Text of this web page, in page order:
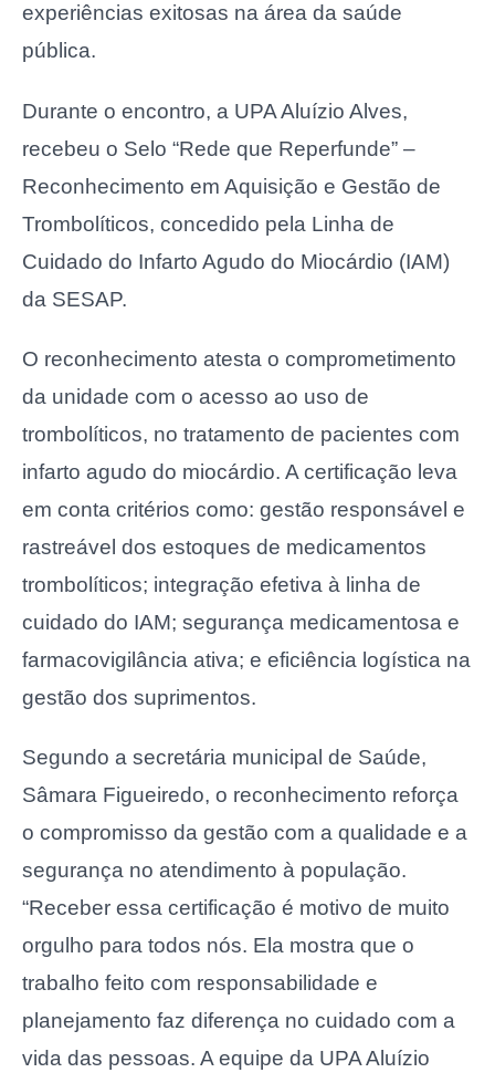
experiências exitosas na área da saúde
pública.
Durante o encontro, a UPA Aluízio Alves,
recebeu o Selo “Rede que Reperfunde” –
Reconhecimento em Aquisição e Gestão de
Trombolíticos, concedido pela Linha de
Cuidado do Infarto Agudo do Miocárdio (IAM)
da SESAP.
O reconhecimento atesta o comprometimento
da unidade com o acesso ao uso de
trombolíticos, no tratamento de pacientes com
infarto agudo do miocárdio. A certificação leva
em conta critérios como: gestão responsável e
rastreável dos estoques de medicamentos
trombolíticos; integração efetiva à linha de
cuidado do IAM; segurança medicamentosa e
farmacovigilância ativa; e eficiência logística na
gestão dos suprimentos.
Segundo a secretária municipal de Saúde,
Sâmara Figueiredo, o reconhecimento reforça
o compromisso da gestão com a qualidade e a
segurança no atendimento à população.
“Receber essa certificação é motivo de muito
orgulho para todos nós. Ela mostra que o
trabalho feito com responsabilidade e
planejamento faz diferença no cuidado com a
vida das pessoas. A equipe da UPA Aluízio